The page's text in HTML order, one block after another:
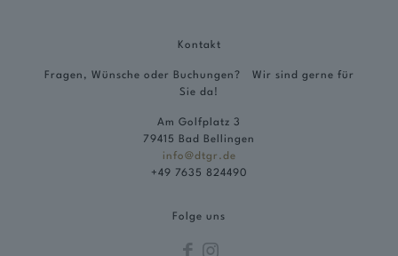
Kontakt
Fragen, Wünsche oder Buchungen? Wir sind gerne für
Sie da!
Am Golfplatz 3
79415 Bad Bellingen
info@dtgr.de
+49 7635 824490
Folge uns